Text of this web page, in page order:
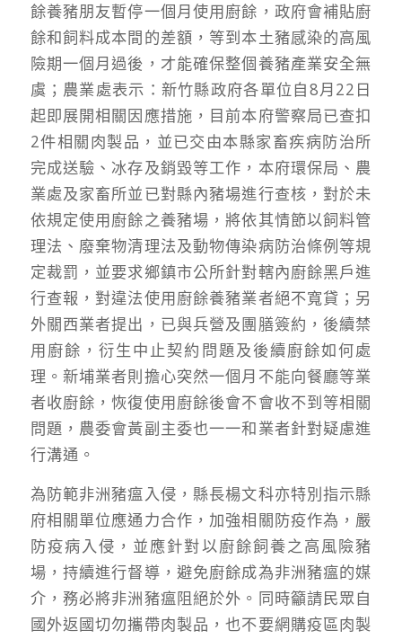
餘養豬朋友暫停一個月使用廚餘，政府會補貼廚
餘和飼料成本間的差額，等到本土豬感染的高風
險期一個月過後，才能確保整個養豬產業安全無
虞；農業處表示：新竹縣政府各單位自8月22日
起即展開相關因應措施，目前本府警察局已查扣
2件相關肉製品，並已交由本縣家畜疾病防治所
完成送驗、冰存及銷毀等工作，本府環保局、農
業處及家畜所並已對縣內豬場進行查核，對於未
依規定使用廚餘之養豬場，將依其情節以飼料管
理法、廢棄物清理法及動物傳染病防治條例等規
定裁罰，並要求鄉鎮市公所針對轄內廚餘黑戶進
行查報，對違法使用廚餘養豬業者絕不寬貸；另
外關西業者提出，已與兵營及團膳簽約，後續禁
用廚餘，衍生中止契約問題及後續廚餘如何處
理。新埔業者則擔心突然一個月不能向餐廳等業
者收廚餘，恢復使用廚餘後會不會收不到等相關
問題，農委會黃副主委也一一和業者針對疑慮進
行溝通。
為防範非洲豬瘟入侵，縣長楊文科亦特別指示縣
府相關單位應通力合作，加強相關防疫作為，嚴
防疫病入侵，並應針對以廚餘飼養之高風險豬
場，持續進行督導，避免廚餘成為非洲豬瘟的媒
介，務必將非洲豬瘟阻絕於外。同時籲請民眾自
國外返國切勿攜帶肉製品，也不要網購疫區肉製